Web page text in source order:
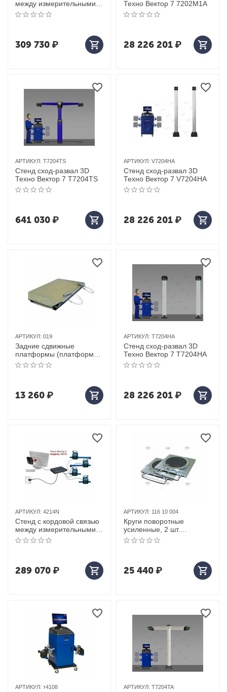
между измерительными
приборами техновектор 4
т4214n
309 730₽
Техно Вектор 7 7202M1A
28 226 201₽
АРТИКУЛ: T7204TS
Стенд сход-развал 3D
Техно Вектор 7 T7204TS
641 030₽
АРТИКУЛ: V7204HA
Стенд сход-развал 3D
Техно Вектор 7 V7204HA
28 226 201₽
АРТИКУЛ: 019
Задние сдвижные
платформы (платформы
019) Техно
13 260₽
АРТИКУЛ: T7204HA
Стенд сход-развал 3D
Техно Вектор 7 T7204HA
28 226 201₽
АРТИКУЛ: 4214N
Стенд с кордовой связью
между измерительными
приборами техновектор 4
4214N
289 070₽
АРТИКУЛ: 116 10 004
Круги поворотные
усиленные, 2 шт.
Техновектор (Тула) арт.
116 10 004
25 440₽
АРТИКУЛ: т4108 АРТИКУЛ: T7204TA